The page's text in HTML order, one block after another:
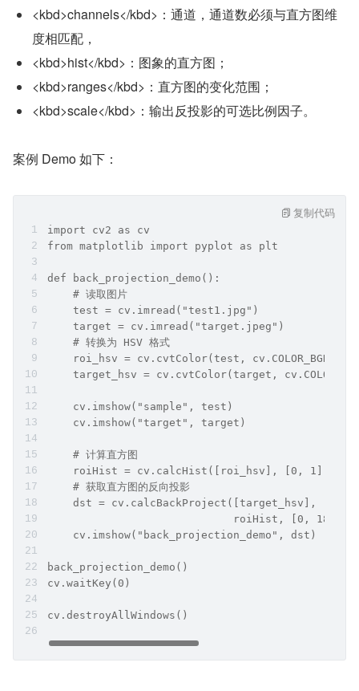
<kbd>channels</kbd>：通道，通道数必须与直方图维
度相匹配，
<kbd>hist</kbd>：图象的直方图；
<kbd>ranges</kbd>：直方图的变化范围；
<kbd>scale</kbd>：输出反投影的可选比例因子。
案例 Demo 如下：
import cv2 as cv
from matplotlib import pyplot as plt
def back_projection_demo():
    # 读取图片
    test = cv.imread("test1.jpg")
    target = cv.imread("target.jpeg")
    # 转换为 HSV 格式
roi_hsv = cv.cvtColor(test,
target_hsv = cv.cvtColor(target,
    cv.imshow("sample", test)
    cv.imshow("target", target)
    # 计算直方图
roiHist = cv.calcHist([roi_hsv], [0, 1],
    # 获取直方图的反向投影
dst = cv.calcBackProject([target_hsv], [0,
roiHist, [0, 180,
    cv.imshow("back_projection_demo", dst)
back_projection_demo()
cv.waitKey(0)
cv.destroyAllWindows()
复制代码